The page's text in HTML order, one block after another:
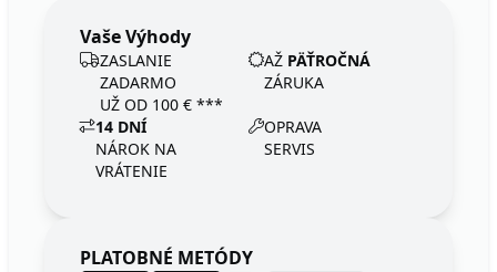
Vaše Výhody
ZASLANIE
ZADARMO
UŽ OD 100 € ***
AŽ PÄŤROČNÁ
ZÁRUKA
14 DNÍ
NÁROK NA
VRÁTENIE
OPRAVA
SERVIS
PLATOBNÉ METÓDY